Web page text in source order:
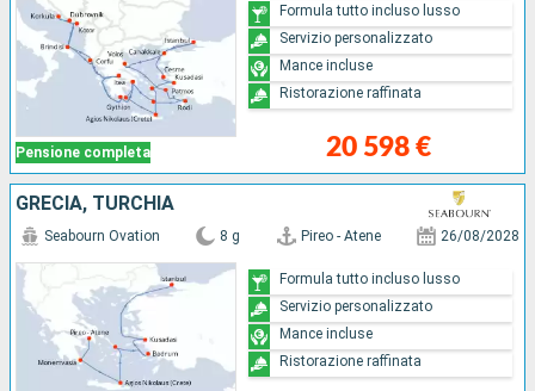
Pensione completa 20 598 €
Formula tutto incluso lusso
Servizio personalizzato
Mance incluse
Ristorazione raffinata
GRECIA, TURCHIA
Seabourn Ovation 8 g Pireo - Atene 26/08/2028
Formula tutto incluso lusso
Servizio personalizzato
Mance incluse
Ristorazione raffinata